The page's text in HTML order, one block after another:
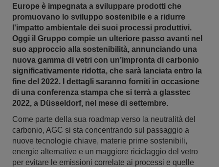
Europe è impegnata a sviluppare prodotti che
promuovano lo sviluppo sostenibile e a ridurre
l'impatto ambientale dei suoi processi produttivi.
Oggi il Gruppo compie un ulteriore passo avanti nel
suo approccio alla sostenibilità, annunciando una
nuova gamma di vetri con un’impronta di carbonio
significativamente ridotta, che sarà lanciata entro la
fine del 2022. I dettagli saranno forniti in occasione
di una conferenza stampa che si terrà a glasstec
2022, a Düsseldorf, nel mese di settembre.
Come parte della sua roadmap verso la neutralità del
carbonio, AGC si sta concentrando sul passaggio a
nuove tecnologie chiave, materie prime sostenibili,
energie alternative e un maggiore riciclaggio del vetro
per evitare le emissioni correlate ai processi e quelle